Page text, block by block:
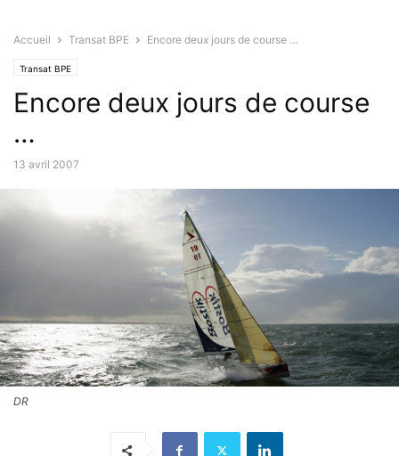
Accueil Transat BPE Encore deux jours de course …
Transat BPE
Encore deux jours de course
…
13 avril 2007
DR